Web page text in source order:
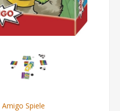
Amigo Spiele